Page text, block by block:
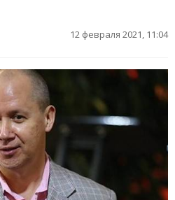
12 февраля 2021, 11:04